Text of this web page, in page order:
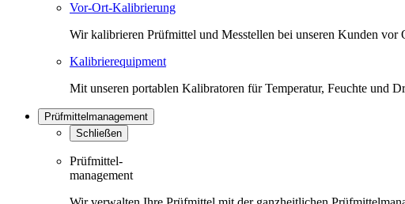
Vor-Ort-Kalibrierung
Wir kalibrieren Prüfmittel und Messtellen bei unseren Kunden
Kalibrierequipment
Mit unseren portablen Kalibratoren für Temperatur, Feuchte und
Prüfmittelmanagement
Schließen
Prüfmittel-
management